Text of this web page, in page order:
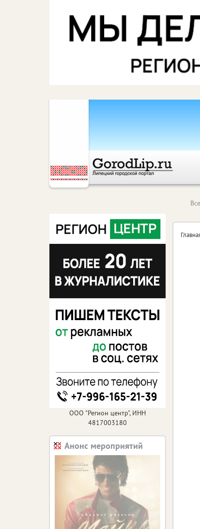
ООО "Регион центр", ИНН
4817003180
Анонс мероприятий